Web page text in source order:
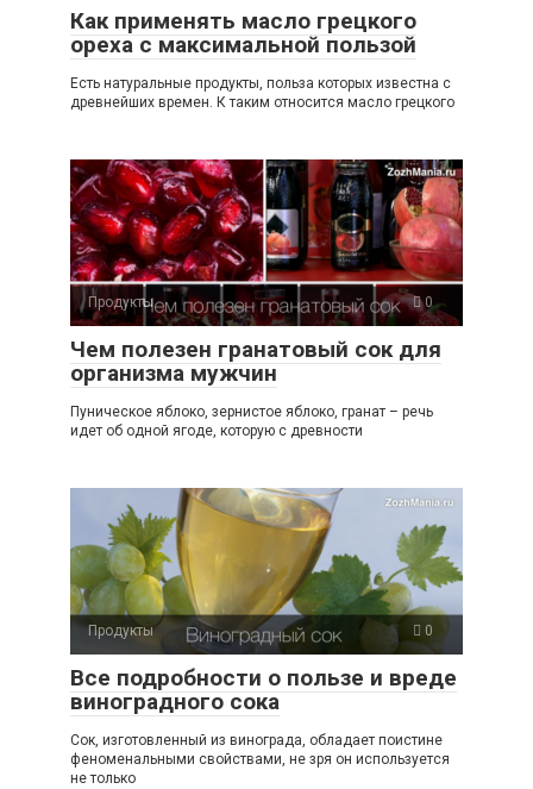
Как применять масло грецкого
ореха с максимальной пользой
Есть натуральные продукты, польза которых известна с
древнейших времен. К таким относится масло грецкого
Продукты 0
Чем полезен гранатовый сок для
организма мужчин
Пуническое яблоко, зернистое яблоко, гранат – речь
идет об одной ягоде, которую с древности
Продукты 0
Все подробности о пользе и вреде
виноградного сока
Сок, изготовленный из винограда, обладает поистине
феноменальными свойствами, не зря он используется
не только